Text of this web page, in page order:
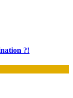
?!